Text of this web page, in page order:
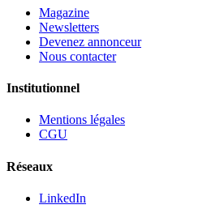
Magazine
Newsletters
Devenez annonceur
Nous contacter
Institutionnel
Mentions légales
CGU
Réseaux
LinkedIn